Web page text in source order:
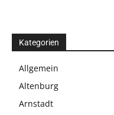
Kategorien
Allgemein
Altenburg
Arnstadt